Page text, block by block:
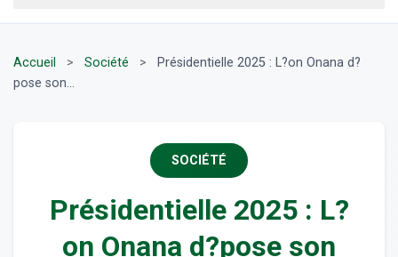
Accueil > Société >
Présidentielle 2025 : L?on Onana d?
pose son...
SOCIÉTÉ
Présidentielle 2025 : L?
on Onana d?pose son